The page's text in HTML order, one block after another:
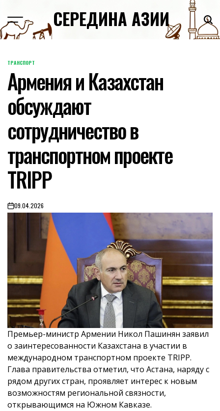
content
СЕРЕДИНА АЗИИ
POSTED
IN
ТРАНСПОРТ
Армения и Казахстан
обсуждают
сотрудничество в
транспортном проекте
TRIPP
on09.04.2026
Премьер-министр Армении Никол Пашинян заявил
о заинтересованности Казахстана в участии в
международном транспортном проекте TRIPP.
Глава правительства отметил, что Астана, наряду с
рядом других стран, проявляет интерес к новым
возможностям региональной связности,
открывающимся на Южном Кавказе.